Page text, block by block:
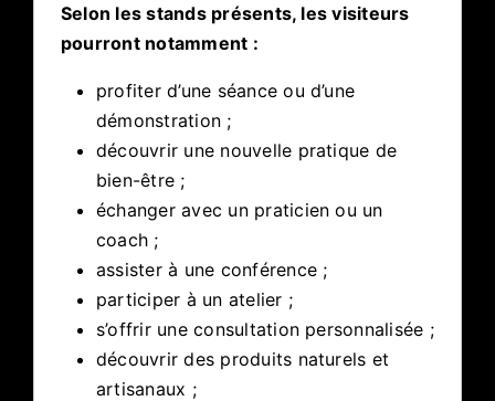
Selon les stands présents, les visiteurs
pourront notamment :
profiter d’une séance ou d’une
démonstration ;
découvrir une nouvelle pratique de
bien-être ;
échanger avec un praticien ou un
coach ;
assister à une conférence ;
participer à un atelier ;
s’offrir une consultation personnalisée ;
découvrir des produits naturels et
artisanaux ;